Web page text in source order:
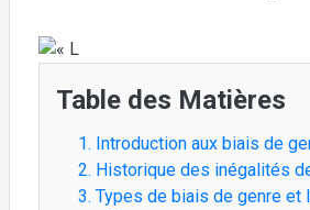
Table des Matières
1. Introduction aux biais de
2. Historique des inégalités
3. Types de biais de genre et